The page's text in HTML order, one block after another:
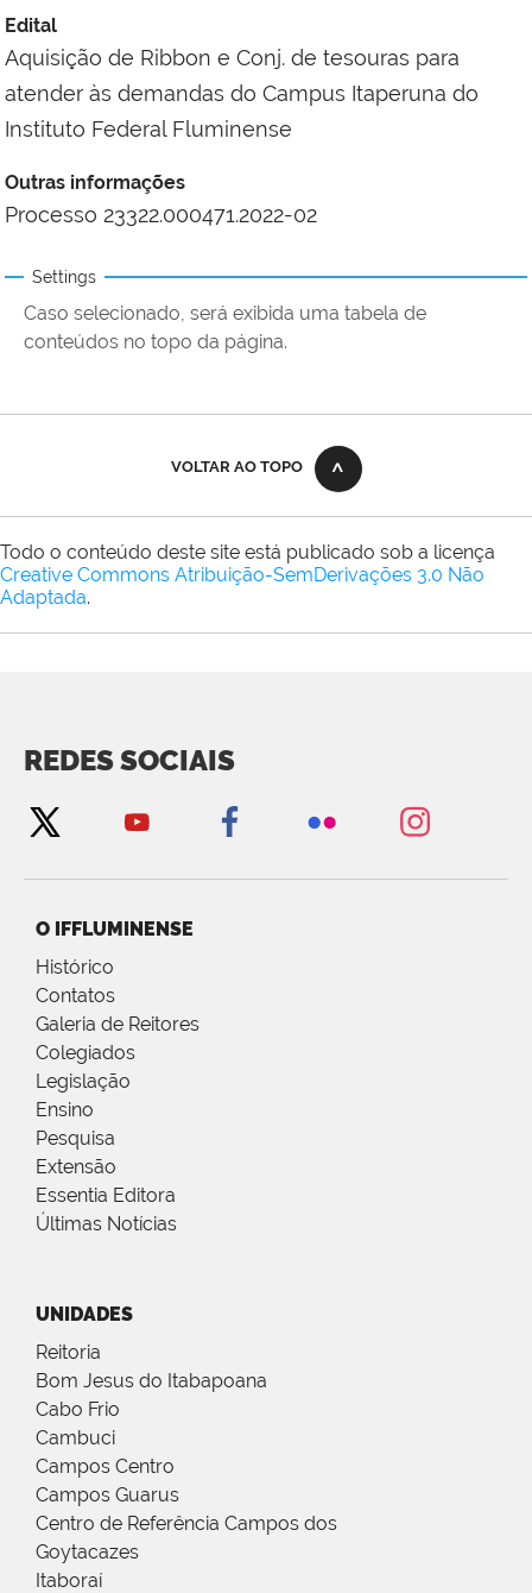
Edital
Aquisição de Ribbon e Conj. de tesouras para
atender às demandas do Campus Itaperuna do
Instituto Federal Fluminense
Outras informações
Processo 23322.000471.2022-02
Settings
Caso selecionado, será exibida uma tabela de
conteúdos no topo da página.
VOLTAR AO TOPO
Todo o conteúdo deste site está publicado sob a licença
Creative Commons Atribuição-SemDerivações 3.0 Não
Adaptada.
REDES SOCIAIS
O IFFLUMINENSE
Histórico
Contatos
Galeria de Reitores
Colegiados
Legislação
Ensino
Pesquisa
Extensão
Essentia Editora
Últimas Notícias
UNIDADES
Reitoria
Bom Jesus do Itabapoana
Cabo Frio
Cambuci
Campos Centro
Campos Guarus
Centro de Referência Campos dos
Goytacazes
Itaboraí